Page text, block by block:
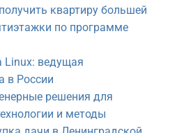
квартиру большей
по программе
Linux: ведущая
в России
решения для
и методы